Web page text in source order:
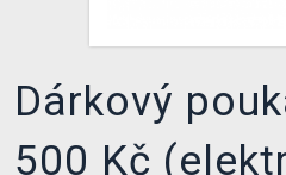
Dárkový
500 Kč